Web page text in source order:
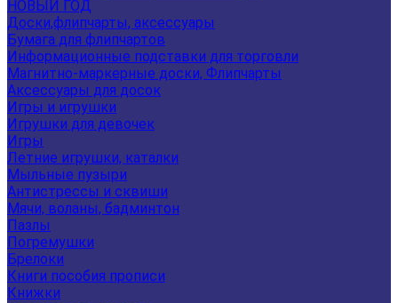
НОВЫЙ ГОД
Доски,флипчарты, аксессуары
Бумага для флипчартов
Информационные подставки для торговли
Магнитно-маркерные доски, Флипчарты
Аксессуары для досок
Игры и игрушки
Игрушки для девочек
Игры
Летние игрушки, каталки
Мыльные пузыри
Антистрессы и сквиши
Мячи, воланы, бадминтон
Пазлы
Погремушки
Брелоки
Книги пособия прописи
Книжки